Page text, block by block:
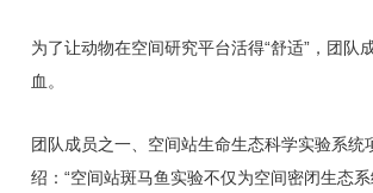
为了让动物在空间研究平台活得“舒适”，团队
血。
团队成员之一、空间站生命生态科学实验系统
绍：“空间站斑马鱼实验不仅为空间密闭生态